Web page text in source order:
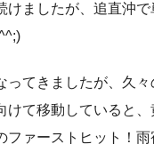
けましたが、追直沖で
ってきましたが、久
けて移動していると、
ファーストヒット！雨